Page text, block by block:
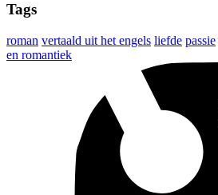
Tags
roman vertaald uit het engels liefde passie
en romantiek